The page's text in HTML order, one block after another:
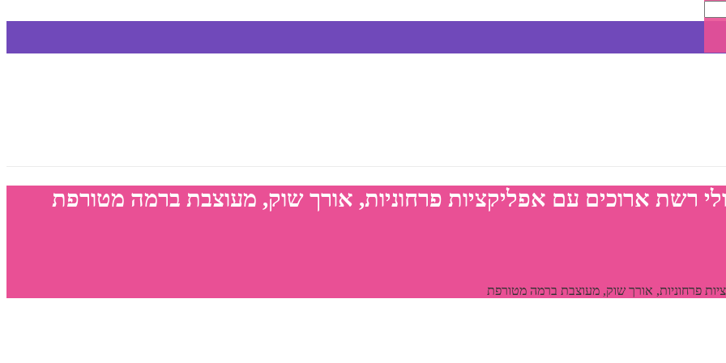
רשת ארוכים עם אפליקציות פרחוניות, אורך שוק, מעוצבת ברמה מטורפת
פרחוניות, אורך שוק, מעוצבת ברמה מטורפת